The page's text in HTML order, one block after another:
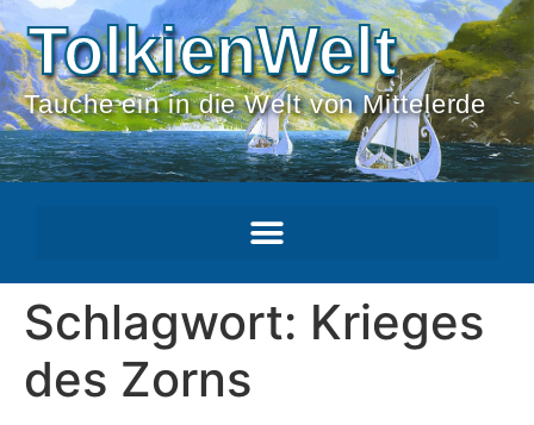
TolkienWelt
Tauche ein in die Welt von Mittelerde
Schlagwort: Krieges
des Zorns